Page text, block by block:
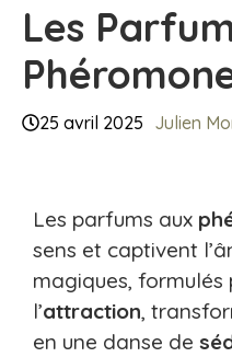
Les
25 avril 2025 Julien
Les parfums aux
sens et captivent
magiques, formulés
l’attraction,
en une danse de